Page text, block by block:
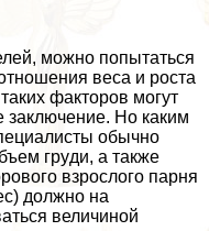
можно попытаться
веса и роста
факторов могут
заключение. Но каким
обычно
гpyди, а также
взрослого парня
должно на
величиной